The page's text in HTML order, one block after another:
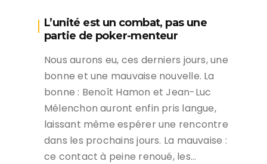
L’unité est un combat, pas une
partie de poker-menteur
Nous aurons eu, ces derniers jours, une
bonne et une mauvaise nouvelle. La
bonne : Benoît Hamon et Jean-Luc
Mélenchon auront enfin pris langue,
laissant même espérer une rencontre
dans les prochains jours. La mauvaise :
ce contact à peine renoué, les…